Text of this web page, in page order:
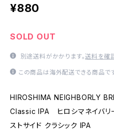
¥880
SOLD OUT
別途送料がかかります。送料を確
この商品は海外配送できる商品です
HIROSHIMA NEIGHBORLY
Classic IPA ヒロシマネイバリ
ストサイド クラシック IPA